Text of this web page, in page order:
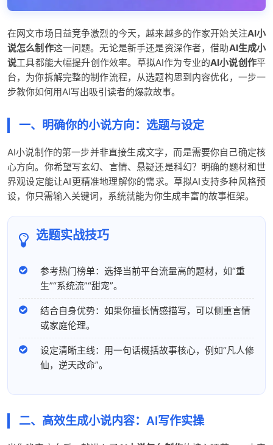
在网文市场日益竞争激烈的今天，越来越多的作家开始关注AI小
说怎么制作这一问题。无论是新手还是资深作者，借助AI生成小
说工具都能大幅提升创作效率。草拟AI作为专业的AI小说创作平
台，为你拆解完整的制作流程，从选题构思到内容优化，一步一
步教你如何用AI写出吸引读者的爆款故事。
一、明确你的小说方向：选题与设定
AI小说制作的第一步并非直接生成文字，而是需要你自己确定核
心方向。你希望写玄幻、言情、悬疑还是科幻？明确的题材和世
界观设定能让AI更精准地理解你的需求。草拟AI支持多种风格预
设，你只需输入关键词，系统就能为你生成丰富的故事框架。
选题实战技巧
参考热门榜单：选择当前平台流量高的题材，如“重
生”“系统流”“甜宠”。
结合自身优势：如果你擅长情感描写，可以侧重言情
或家庭伦理。
设定清晰主线：用一句话概括故事核心，例如“凡人修
仙，逆天改命”。
二、高效生成小说内容：AI写作实操